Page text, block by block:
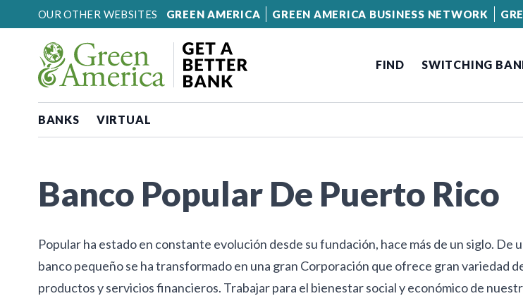
Skip to content
OUR OTHER WEBSITES GREEN AMERICA GREEN AMERICA BUSINESS NETWORK
FIND SWITCHING
BANKS VIRTUAL
Banco Popular De Puerto Rico
Popular ha estado en constante evolución desde su fundación, hace más de un siglo. De
banco pequeño se ha transformado en una gran Corporación que ofrece gran variedad
productos y servicios financieros. Trabajar para el bienestar social y económico de